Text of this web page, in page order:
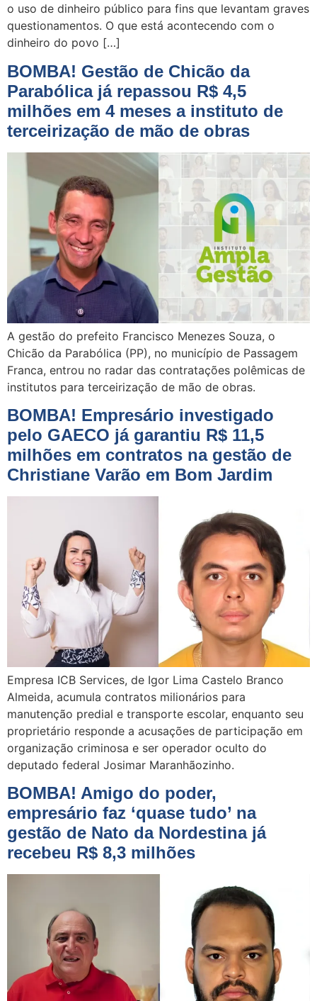
o uso de dinheiro público para fins que levantam graves
questionamentos. O que está acontecendo com o
dinheiro do povo […]
BOMBA! Gestão de Chicão da
Parabólica já repassou R$ 4,5
milhões em 4 meses a instituto de
terceirização de mão de obras
A gestão do prefeito Francisco Menezes Souza, o
Chicão da Parabólica (PP), no município de Passagem
Franca, entrou no radar das contratações polêmicas de
institutos para terceirização de mão de obras.
BOMBA! Empresário investigado
pelo GAECO já garantiu R$ 11,5
milhões em contratos na gestão de
Christiane Varão em Bom Jardim
Empresa ICB Services, de Igor Lima Castelo Branco
Almeida, acumula contratos milionários para
manutenção predial e transporte escolar, enquanto seu
proprietário responde a acusações de participação em
organização criminosa e ser operador oculto do
deputado federal Josimar Maranhãozinho.
BOMBA! Amigo do poder,
empresário faz ‘quase tudo’ na
gestão de Nato da Nordestina já
recebeu R$ 8,3 milhões